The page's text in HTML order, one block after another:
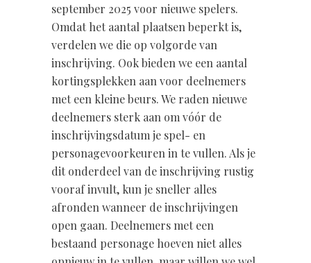
september 2025 voor nieuwe spelers.
Omdat het aantal plaatsen beperkt is,
verdelen we die op volgorde van
inschrijving. Ook bieden we een aantal
kortingsplekken aan voor deelnemers
met een kleine beurs. We raden nieuwe
deelnemers sterk aan om vóór de
inschrijvingsdatum je spel- en
personagevoorkeuren in te vullen. Als je
dit onderdeel van de inschrijving rustig
vooraf invult, kun je sneller alles
afronden wanneer de inschrijvingen
open gaan. Deelnemers met een
bestaand personage hoeven niet alles